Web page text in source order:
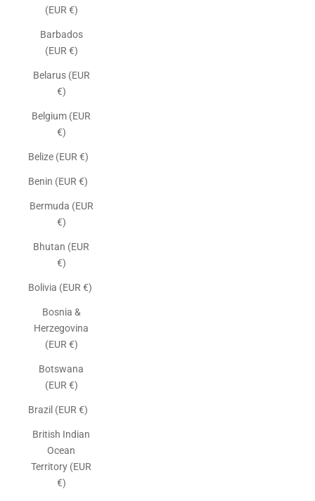
(EUR €)
Barbados
(EUR €)
Belarus (EUR
€)
Belgium (EUR
€)
Belize (EUR €)
Benin (EUR €)
Bermuda (EUR
€)
Bhutan (EUR
€)
Bolivia (EUR €)
Bosnia &
Herzegovina
(EUR €)
Botswana
(EUR €)
Brazil (EUR €)
British Indian
Ocean
Territory (EUR
€)